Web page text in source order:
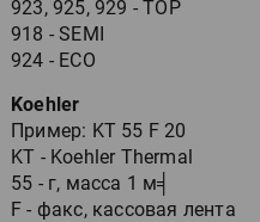
923, 925, 929 - TOP
918 - SEMI
924 - ECO
Koehler
Пример: KT 55 F 20
KT - Koehler Thermal
55 - г, масса 1 м╡
F - факс, кассовая лента